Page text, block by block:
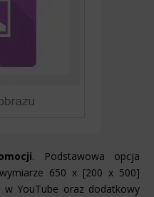
. Podstawowa opcja
650 x [200 x 500]
w YouTube oraz dodatkowy